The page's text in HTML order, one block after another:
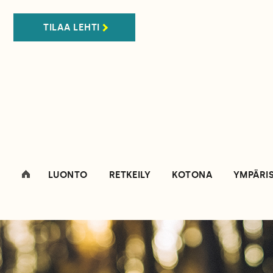
TILAA LEHTI
LUONTO RETKEILY KOTONA